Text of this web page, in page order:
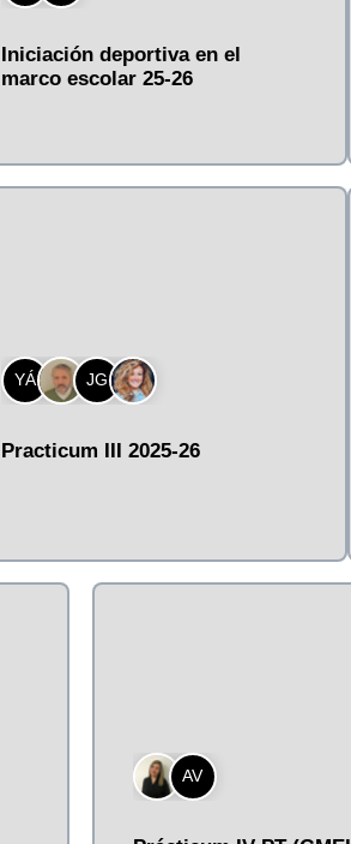
Iniciación deportiva en el
marco escolar 25-26
Practicum III 2025-26
YÁ JG
AV